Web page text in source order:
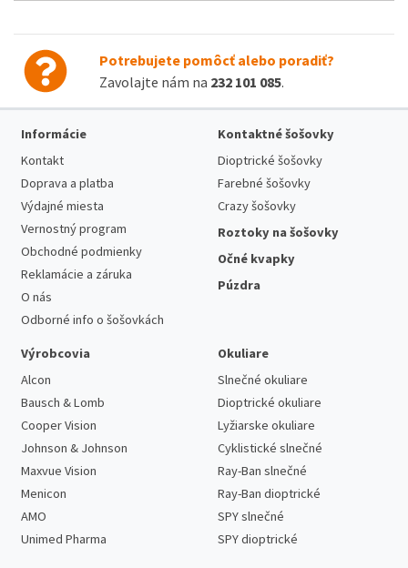
Potrebujete pomôcť alebo poradiť?
Zavolajte nám na 232 101 085.
Informácie
Kontakt
Doprava a platba
Výdajné miesta
Vernostný program
Obchodné podmienky
Reklamácie a záruka
O nás
Odborné info o šošovkách
Kontaktné šošovky
Dioptrické šošovky
Farebné šošovky
Crazy šošovky
Roztoky na šošovky
Očné kvapky
Púzdra
Výrobcovia
Alcon
Bausch & Lomb
Cooper Vision
Johnson & Johnson
Maxvue Vision
Menicon
AMO
Unimed Pharma
Okuliare
Slnečné okuliare
Dioptrické okuliare
Lyžiarske okuliare
Cyklistické slnečné
Ray-Ban slnečné
Ray-Ban dioptrické
SPY slnečné
SPY dioptrické